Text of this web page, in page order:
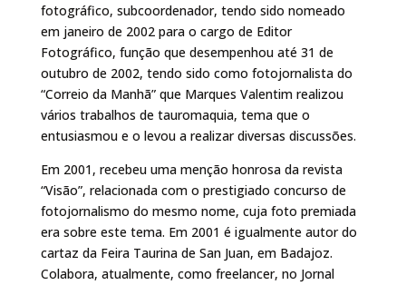
fotográfico, subcoordenador, tendo sido nomeado
em janeiro de 2002 para o cargo de Editor
Fotográfico, função que desempenhou até 31 de
outubro de 2002, tendo sido como fotojornalista do
“Correio da Manhã” que Marques Valentim realizou
vários trabalhos de tauromaquia, tema que o
entusiasmou e o levou a realizar diversas discussões.
Em 2001, recebeu uma menção honrosa da revista
“Visão”, relacionada com o prestigiado concurso de
fotojornalismo do mesmo nome, cuja foto premiada
era sobre este tema. Em 2001 é igualmente autor do
cartaz da Feira Taurina de San Juan, em Badajoz.
Colabora, atualmente, como freelancer, no Jornal